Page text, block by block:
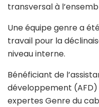
transversal à
Une équipe genre a
travail pour la
niveau interne.
Bénéficiant de
développement
expertes Genre du